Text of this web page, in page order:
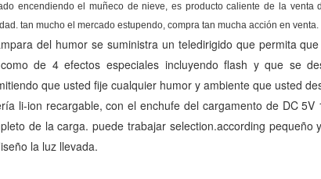
encendiendo el muñeco de nieve, es producto caliente de la
tan mucho el mercado estupendo, compra tan mucha acción en venta.
del humor se suministra un teledirigido que permita
de 4 efectos especiales incluyendo flash y que se
que usted fije cualquier humor y ambiente que usted
li-ion recargable, con el enchufe del cargamento de DC
de la carga. puede trabajar selection.according
la luz llevada.